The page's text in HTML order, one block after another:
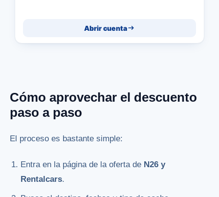
Abrir cuenta
Cómo aprovechar el descuento
paso a paso
El proceso es bastante simple:
Entra en la página de la oferta de N26 y
Rentalcars.